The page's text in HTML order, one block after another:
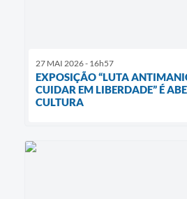
27 MAI 2026 - 16h57
EXPOSIÇÃO “LUTA
CUIDAR EM LIBERDADE” É
CULTURA